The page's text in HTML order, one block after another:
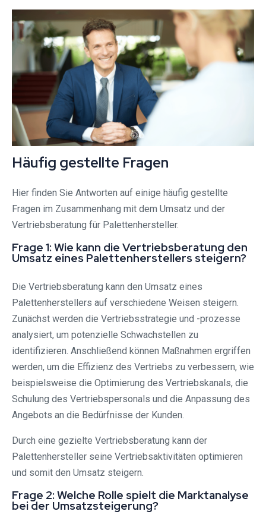
Häufig gestellte Fragen
Hier finden Sie Antworten auf einige häufig gestellte
Fragen im Zusammenhang mit dem Umsatz und der
Vertriebsberatung für Palettenhersteller.
Frage 1: Wie kann die Vertriebsberatung den
Umsatz eines Palettenherstellers steigern?
Die Vertriebsberatung kann den Umsatz eines
Palettenherstellers auf verschiedene Weisen steigern.
Zunächst werden die Vertriebsstrategie und -prozesse
analysiert, um potenzielle Schwachstellen zu
identifizieren. Anschließend können Maßnahmen ergriffen
werden, um die Effizienz des Vertriebs zu verbessern, wie
beispielsweise die Optimierung des Vertriebskanals, die
Schulung des Vertriebspersonals und die Anpassung des
Angebots an die Bedürfnisse der Kunden.
Durch eine gezielte Vertriebsberatung kann der
Palettenhersteller seine Vertriebsaktivitäten optimieren
und somit den Umsatz steigern.
Frage 2: Welche Rolle spielt die Marktanalyse
bei der Umsatzsteigerung?